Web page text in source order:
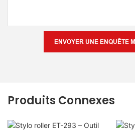
ENVOYER UNE ENQUÊTE
Produits Connexes